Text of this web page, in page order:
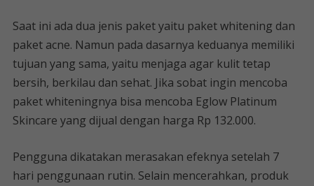
Saat ini ada dua jenis paket yaitu paket whitening dan
paket acne. Namun pada dasarnya keduanya memiliki
tujuan yang sama, yaitu menjaga agar kulit tetap
bersih, berkilau dan sehat. Jika sobat ingin mencoba
paket whiteningnya bisa mencoba Eglow Platinum
Skincare yang dijual dengan harga Rp 132.000.
Pengguna dikatakan merasakan efeknya setelah 7
hari penggunaan rutin. Selain mencerahkan, produk